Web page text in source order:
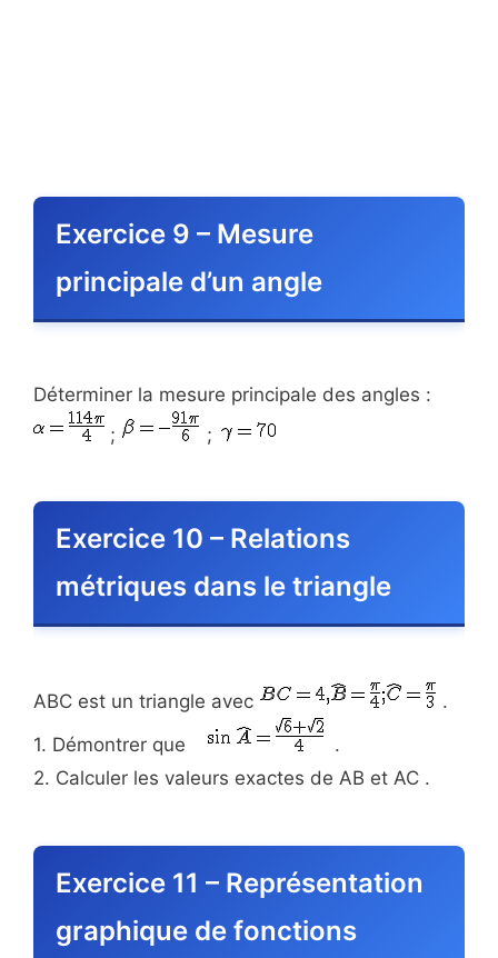
Exercice 9 – Mesure
principale d’un angle
Déterminer la mesure principale des angles :
;
;
Exercice 10 – Relations
métriques dans le triangle
ABC est un triangle avec
.
1. Démontrer que
.
2. Calculer les valeurs exactes de AB et AC .
Exercice 11 – Représentation
graphique de fonctions